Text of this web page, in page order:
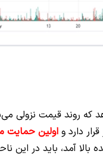
اولین حمایت
آمد، باید در این